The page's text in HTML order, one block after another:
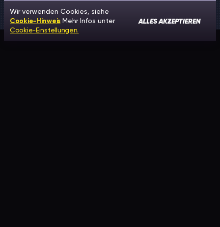
Wir verwenden Cookies, siehe
Cookie-Hinweis Mehr Infos unter
Cookie-Einstellungen.
ALLES AKZEPTIEREN